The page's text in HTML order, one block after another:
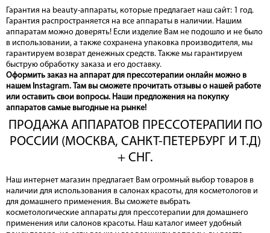
Гарантия на beauty-аппараты, которые предлагает наш сайт: 1 год.
Гарантия распространяется на все аппараты в наличии. Нашим
аппаратам можно доверять! Если изделие Вам не подошло и не было
в использовании, а также сохранена упаковка производителя, мы
гарантируем возврат денежных средств. Также мы гарантируем
быструю обработку заказа и его доставку.
Оформить заказ на аппарат для прессотерапии онлайн можно в
нашем Instagram. Там вы сможете прочитать отзывы о нашей работе
или оставить свои вопросы. Наши предложения на покупку
аппаратов самые выгодные на рынке!
ПРОДАЖА АППАРАТОВ ПРЕССОТЕРАПИИ ПО
РОССИИ (МОСКВА, САНКТ-ПЕТЕРБУРГ И Т.Д)
+ СНГ.
Наш интернет магазин предлагает Вам огромный выбор товаров в
наличии для использования в салонах красоты, для косметологов и
для домашнего применения. Вы сможете выбрать
косметологические аппараты для прессотерапии для домашнего
применения или салонов красоты. Наш каталог имеет удобный